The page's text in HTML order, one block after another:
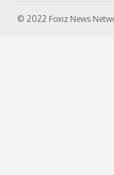
© 2022 Foxiz News